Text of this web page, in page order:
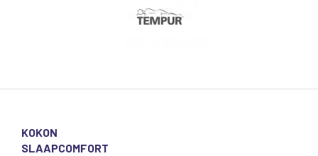
KOKON
SLAAPCOMFORT